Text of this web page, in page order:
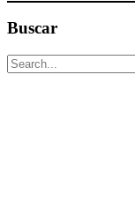
Buscar